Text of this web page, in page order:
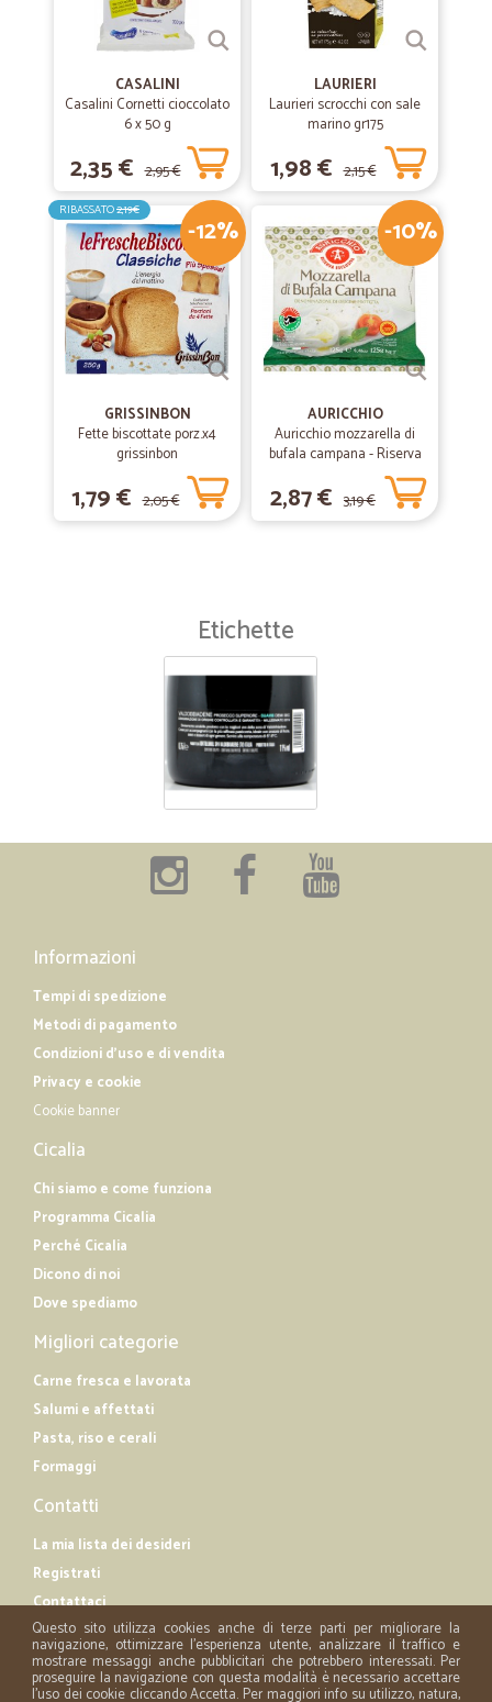
CASALINI
Casalini Cornetti cioccolato
6 x 50 g
2,35 € 2,95 €
LAURIERI
Laurieri scrocchi con sale
marino gr175
1,98 € 2,15 €
-12%
RIBASSATO2,19€
GRISSINBON
Fette biscottate porz.x4
grissinbon
1,79 € 2,05 €
-10%
AURICCHIO
Auricchio mozzarella di
bufala campana - Riserva
esclusiva gr.125
2,87 € 3,19 €
Etichette
Informazioni
Tempi di spedizione
Metodi di pagamento
Condizioni d'uso e di vendita
Privacy e cookie
Cookie banner
Cicalia
Chi siamo e come funziona
Programma Cicalia
Perché Cicalia
Dicono di noi
Dove spediamo
Migliori categorie
Carne fresca e lavorata
Salumi e affettati
Pasta, riso e cerali
Formaggi
Contatti
La mia lista dei desideri
Registrati
Contattaci
Questo sito utilizza cookies anche di terze parti per migliorare la
navigazione, ottimizzare l'esperienza utente, analizzare il traffico e
mostrare messaggi anche pubblicitari che potrebbero interessati. Per
proseguire la navigazione con questa modalità è necessario accettare
l'uso dei cookie cliccando Accetta. Per maggiori info su utilizzo, natura,